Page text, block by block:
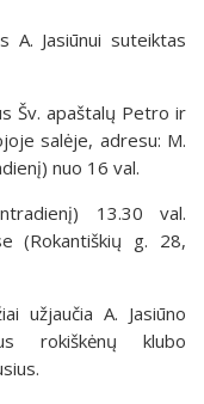
A. Jasiūnui suteiktas
Šv. apaštalų Petro ir
salėje, adresu: M.
nuo 16 val.
13.30 val.
(Rokantiškių g. 28,
užjaučia A. Jasiūno
rokiškėnų klubo